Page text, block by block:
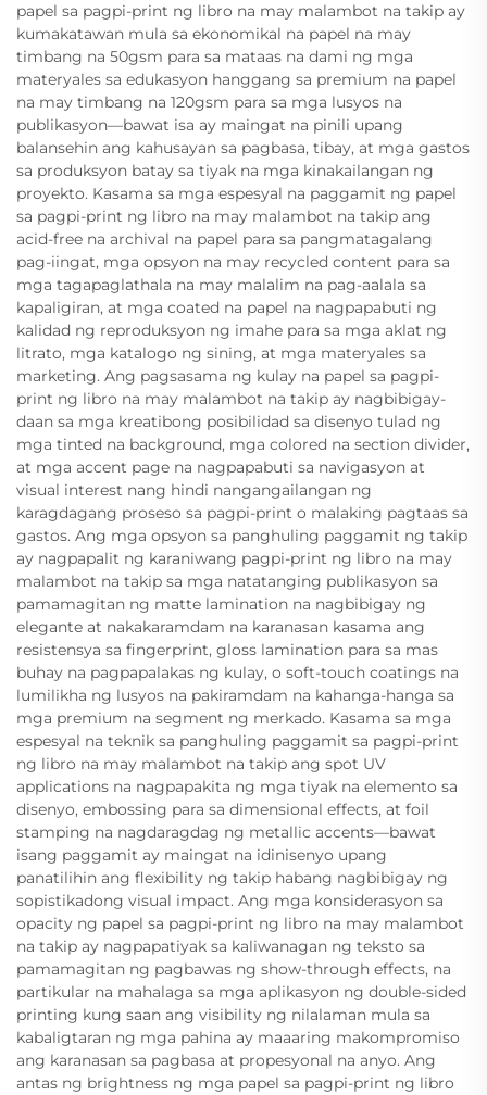
papel sa pagpi-print ng libro na may malambot na takip ay
kumakatawan mula sa ekonomikal na papel na may
timbang na 50gsm para sa mataas na dami ng mga
materyales sa edukasyon hanggang sa premium na papel
na may timbang na 120gsm para sa mga lusyos na
publikasyon—bawat isa ay maingat na pinili upang
balansehin ang kahusayan sa pagbasa, tibay, at mga gastos
sa produksyon batay sa tiyak na mga kinakailangan ng
proyekto. Kasama sa mga espesyal na paggamit ng papel
sa pagpi-print ng libro na may malambot na takip ang
acid-free na archival na papel para sa pangmatagalang
pag-iingat, mga opsyon na may recycled content para sa
mga tagapaglathala na may malalim na pag-aalala sa
kapaligiran, at mga coated na papel na nagpapabuti ng
kalidad ng reproduksyon ng imahe para sa mga aklat ng
litrato, mga katalogo ng sining, at mga materyales sa
marketing. Ang pagsasama ng kulay na papel sa pagpi-
print ng libro na may malambot na takip ay nagbibigay-
daan sa mga kreatibong posibilidad sa disenyo tulad ng
mga tinted na background, mga colored na section divider,
at mga accent page na nagpapabuti sa navigasyon at
visual interest nang hindi nangangailangan ng
karagdagang proseso sa pagpi-print o malaking pagtaas sa
gastos. Ang mga opsyon sa panghuling paggamit ng takip
ay nagpapalit ng karaniwang pagpi-print ng libro na may
malambot na takip sa mga natatanging publikasyon sa
pamamagitan ng matte lamination na nagbibigay ng
elegante at nakakaramdam na karanasan kasama ang
resistensya sa fingerprint, gloss lamination para sa mas
buhay na pagpapalakas ng kulay, o soft-touch coatings na
lumilikha ng lusyos na pakiramdam na kahanga-hanga sa
mga premium na segment ng merkado. Kasama sa mga
espesyal na teknik sa panghuling paggamit sa pagpi-print
ng libro na may malambot na takip ang spot UV
applications na nagpapakita ng mga tiyak na elemento sa
disenyo, embossing para sa dimensional effects, at foil
stamping na nagdaragdag ng metallic accents—bawat
isang paggamit ay maingat na idinisenyo upang
panatilihin ang flexibility ng takip habang nagbibigay ng
sopistikadong visual impact. Ang mga konsiderasyon sa
opacity ng papel sa pagpi-print ng libro na may malambot
na takip ay nagpapatiyak sa kaliwanagan ng teksto sa
pamamagitan ng pagbawas ng show-through effects, na
partikular na mahalaga sa mga aplikasyon ng double-sided
printing kung saan ang visibility ng nilalaman mula sa
kabaligtaran ng mga pahina ay maaaring makompromiso
ang karanasan sa pagbasa at propesyonal na anyo. Ang
antas ng brightness ng mga papel sa pagpi-print ng libro